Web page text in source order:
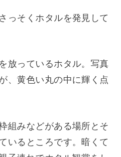
っそくホタルを発見して
放っているホタル。写真
、黄色い丸の中に輝く点
組みなどがある場所とそ
いるところです。暗くて